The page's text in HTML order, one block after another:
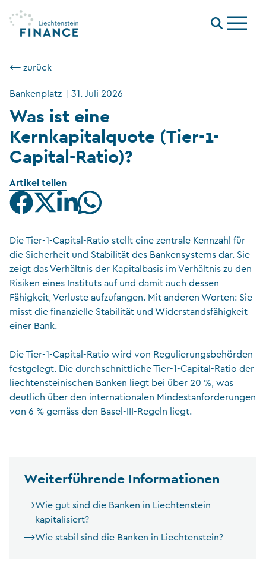
Menu
⟵ zurück
Bankenplatz 31. Juli 2026
Was ist eine
Kernkapitalquote (Tier-1-
Capital-Ratio)?
Artikel teilen
Die Tier-1-Capital-Ratio stellt eine zentrale Kennzahl für
die Sicherheit und Stabilität des Bankensystems dar. Sie
zeigt das Verhältnis der Kapitalbasis im Verhältnis zu den
Risiken eines Instituts auf und damit auch dessen
Fähigkeit, Verluste aufzufangen. Mit anderen Worten: Sie
misst die finanzielle Stabilität und Widerstandsfähigkeit
einer Bank.
Die Tier-1-Capital-Ratio wird von Regulierungsbehörden
festgelegt. Die durchschnittliche Tier-1-Capital-Ratio der
liechtensteinischen Banken liegt bei über 20 %, was
deutlich über den internationalen Mindestanforderungen
von 6 % gemäss den Basel-III-Regeln liegt.
Weiterführende Informationen
Wie gut sind die Banken in Liechtenstein
kapitalisiert?
Wie stabil sind die Banken in Liechtenstein?